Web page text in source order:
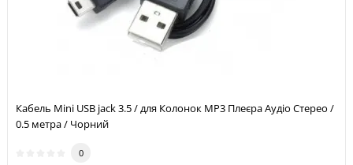
Кабель Mini USB jack 3.5 / для Колонок MP3 Плеєра Аудіо Стерео /
0.5 метра / Чорний
0